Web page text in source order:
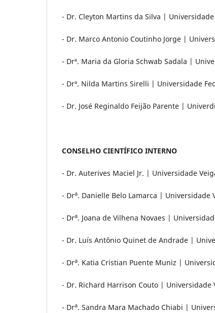
- Dr. Cleyton Martins da Silva | Universidade
- Dr. Marco Antonio Coutinho Jorge |
- Drª. Maria da Gloria Schwab Sadala |
- Drª. Nilda Martins Sirelli | Universidade
- Dr. José Reginaldo Feijão Parente |
CONSELHO CIENTÍFICO INTERNO
- Dr. Auterives Maciel Jr. | Universidade
- Dra. Danielle Belo Lamarca | Universidade
- Dra. Joana de Vilhena Novaes |
- Dr. Luís Antônio Quinet de Andrade |
- Dra. Katia Cristian Puente Muniz |
- Dr. Richard Harrison Couto | Universidade
- Dra. Sandra Mara Machado Chiabi |